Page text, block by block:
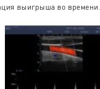
выигрыша во времени.